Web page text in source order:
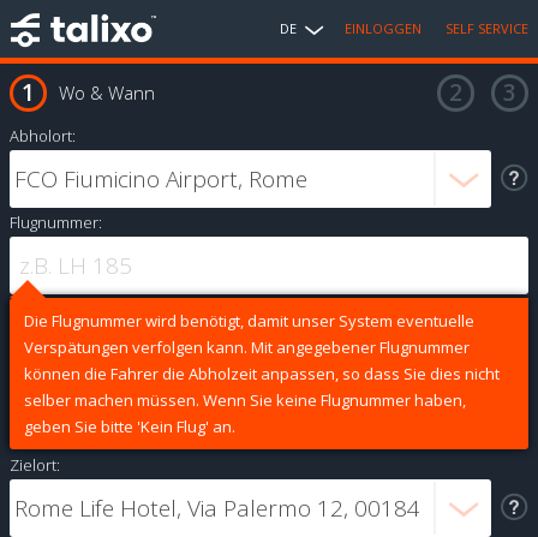
DE EINLOGGEN SELF SERVICE
Wo & Wann
Abholort:
Flugnummer:
Die Flugnummer wird benötigt, damit unser System eventuelle
Verspätungen verfolgen kann. Mit angegebener Flugnummer
können die Fahrer die Abholzeit anpassen, so dass Sie dies nicht
selber machen müssen. Wenn Sie keine Flugnummer haben,
geben Sie bitte 'Kein Flug' an.
Zielort: